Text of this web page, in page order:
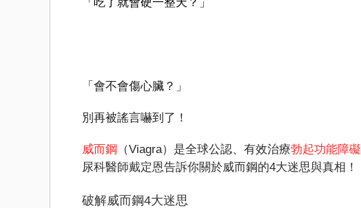
「會不會傷心臟？」
別再被謠言嚇到了！
威而鋼 （Viagra）是全球公認、有效治療勃起功能障礙
尿科醫師戴定恩告訴你關於威而鋼的4大迷思與真相！
破解威而鋼4大迷思